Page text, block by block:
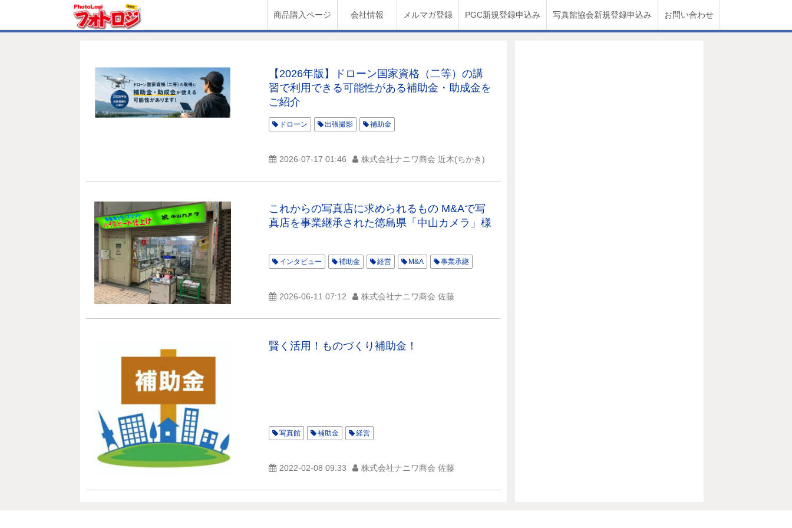
商品購入ページ 会社情報 メルマガ登録 PGC新規登録申込み 写真館協会新規登録申込み お問い合わせ
【2026年版】ドローン国家資格（二等）の講
習で利用できる可能性がある補助金・助成金を
ご紹介
ドローン 出張撮影 補助金
2026-07-17 01:46 株式会社ナニワ商会 近木(ちかき)
これからの写真店に求められるもの M&Aで写
真店を事業継承された徳島県「中山カメラ」様
インタビュー 補助金 経営 M&A 事業承継
2026-06-11 07:12 株式会社ナニワ商会 佐藤
賢く活用！ものづくり補助金！
写真館 補助金 経営
2022-02-08 09:33 株式会社ナニワ商会 佐藤